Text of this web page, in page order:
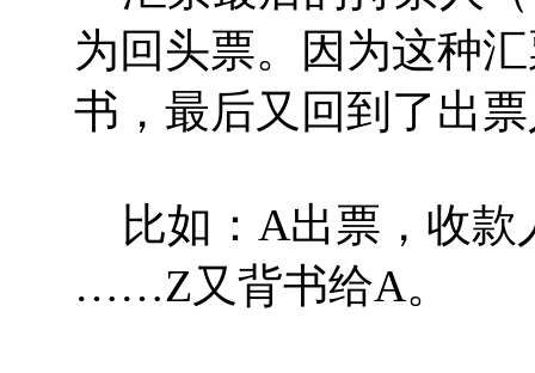
为回头票。因为这种
书，最后又回到了出
比如：A出票，收款
……Z又背书给A。